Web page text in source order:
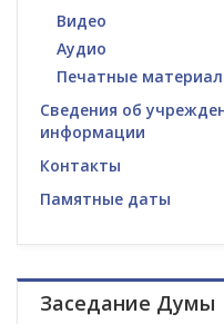
Видео
Аудио
Печатные
Сведения об
информации
Контакты
Памятные даты
Заседание Думы